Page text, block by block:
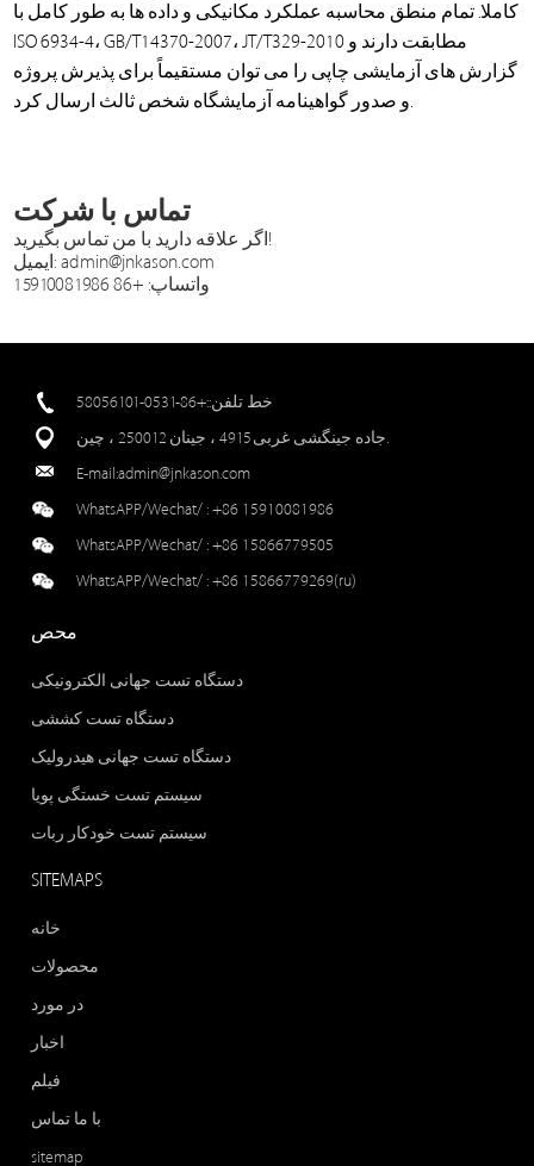
کاملا. تمام منطق محاسبه عملکرد مکانیکی و داده ها به طور کامل با
ISO 6934-4، GB/T14370-2007، JT/T329-2010 مطابقت دارند و
گزارش های آزمایشی چاپی را می توان مستقیماً برای پذیرش پروژه
و صدور گواهینامه آزمایشگاه شخص ثالث ارسال کرد.
تماس با شرکت
اگر علاقه دارید با من تماس بگیرید!
ایمیل: admin@jnkason.com
واتساپ: +86 15910081986
خط تلفن::+86-0531-58056101
E-mail:admin@jnkason.com
WhatsAPP/Wechat/ :+86 15910081986
WhatsAPP/Wechat/ :+86 15866779505
WhatsAPP/Wechat/ :+86 15866779269(ru)
محص
دستگاه تست جهانی الکترونیکی
دستگاه تست کششی
دستگاه تست جهانی هیدرولیک
سیستم تست خستگی پویا
سیستم تست خودکار ربات
SITEMAPS
خانه
محصولات
در مورد
اخبار
فیلم
با ما تماس
sitemap